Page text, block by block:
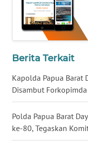
Berita Terkait
Kapolda Papua Barat
Disambut
Polda Papua Barat
ke-80, Tegaskan
WN
KALTARA
WN
WN
KALTIM
WN
SULSEL